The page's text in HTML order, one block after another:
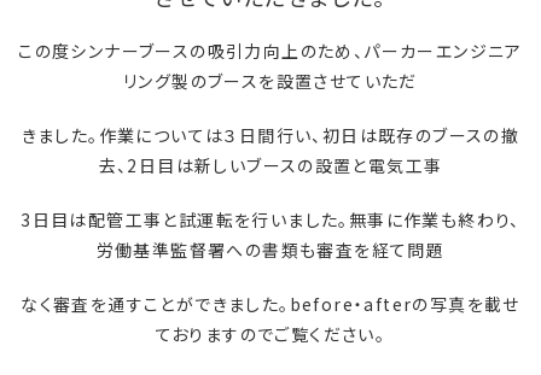
この度シンナーブースの吸引力向上のため、パーカーエンジニア
リング製のブースを設置させていただ
きました。作業については３日間行い、初日は既存のブースの撤
去、2日目は新しいブースの設置と電気工事
3日目は配管工事と試運転を行いました。無事に作業も終わり、
労働基準監督署への書類も審査を経て問題
なく審査を通すことができました。before・afterの写真を載せ
ておりますのでご覧ください。